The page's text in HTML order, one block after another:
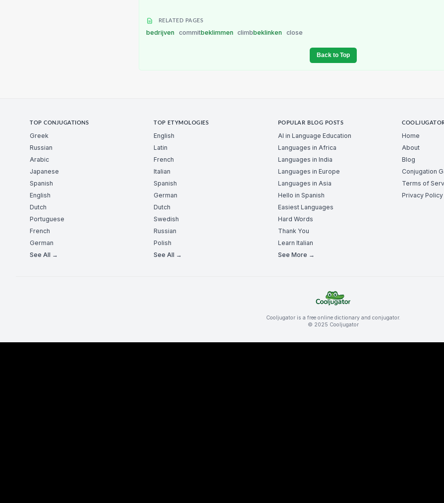
RELATED PAGES
bedrijven commitbeklimmen climbbeklinken close
Back to Top
TOP CONJUGATIONS
Greek
Russian
Arabic
Japanese
Spanish
English
Dutch
Portuguese
French
German
See All →
TOP ETYMOLOGIES
English
Latin
French
Italian
Spanish
German
Dutch
Swedish
Russian
Polish
See All →
POPULAR BLOG POSTS
AI in Language Education
Languages in Africa
Languages in India
Languages in Europe
Languages in Asia
Hello in Spanish
Easiest Languages
Hard Words
Thank You
Learn Italian
See More →
Home
About
Blog
Conjugation
Terms of
Privacy Policy
Cooljugator is a free online dictionary and conjugator.
© 2025 Cooljugator